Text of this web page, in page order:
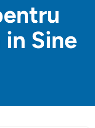
Sine